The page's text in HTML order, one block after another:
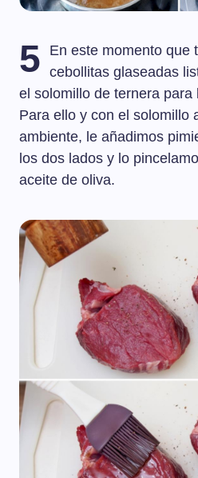
5
En este momento que
cebollitas glaseadas
el solomillo de ternera para
Para ello y con el solomillo
ambiente, le añadimos
los dos lados y lo
aceite de oliva.